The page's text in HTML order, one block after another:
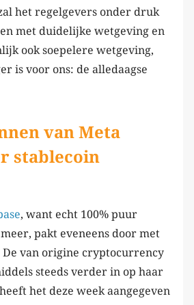
het regelgevers onder druk
met duidelijke wetgeving en
ook soepelere wetgeving,
is voor ons: de alledaagse
van Meta
stablecoin
, want echt 100% puur
pakt eveneens door met
van origine cryptocurrency
steeds verder in op haar
het deze week aangegeven